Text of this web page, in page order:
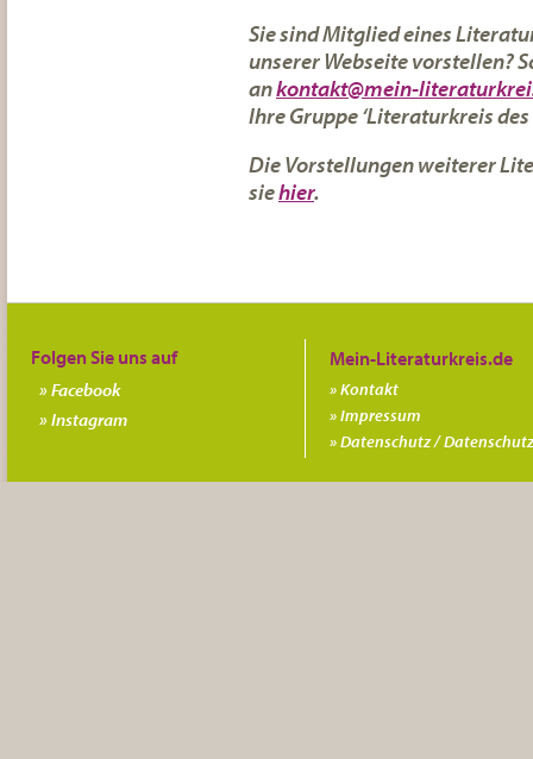
Sie sind Mitglied eines
unserer Webseite vorstellen?
ankontakt@mein-
Ihre Gruppe ‘Literaturkreis
Die Vorstellungen weiterer
siehier.
Kontakt
Impressum
Datenschutz /
Folgen Sie uns auf
Facebook
Instagram